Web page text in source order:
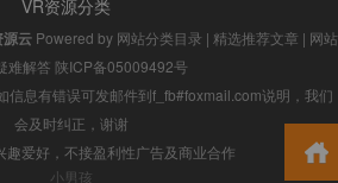
VR资源分类
云Powered by 网站分类目录 | 精选推荐文章 | 网站
难解答 陕ICP备05009492号
信息有错误可发邮件到f_fb#foxmail.com说明，我们
会及时纠正，谢谢
趣爱好，不接盈利性广告及商业合作
小男孩